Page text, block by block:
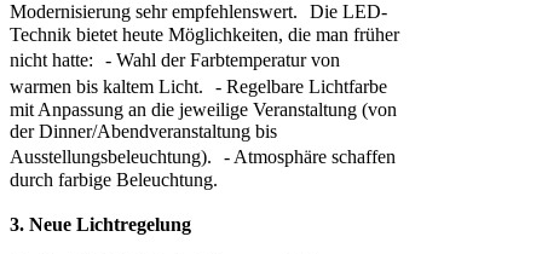
Modernisierung sehr empfehlenswert. Die LED-
Technik bietet heute Möglichkeiten, die man früher
nicht hatte: - Wahl der Farbtemperatur von
warmen bis kaltem Licht. - Regelbare Lichtfarbe
mit Anpassung an die jeweilige Veranstaltung (von
der Dinner/Abendveranstaltung bis
Ausstellungsbeleuchtung). - Atmosphäre schaffen
durch farbige Beleuchtung.
3. Neue Lichtregelung